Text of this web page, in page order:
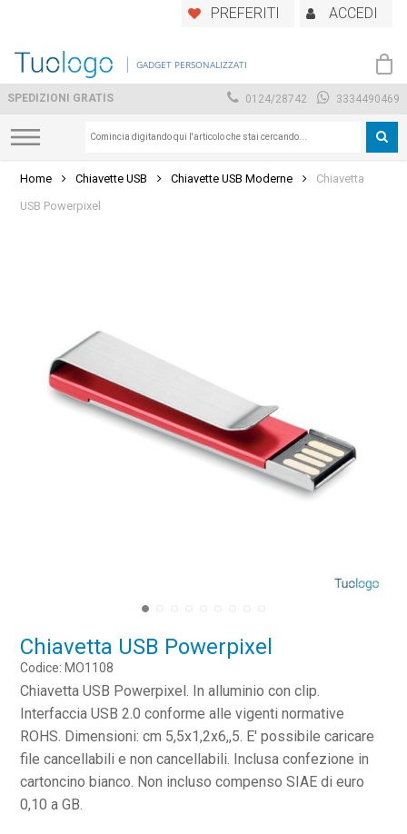
main
PREFERITI ACCEDI
GADGET PERSONALIZZATI
SPEDIZIONI GRATIS 0124/28742 3334490469
Home Chiavette USB Chiavette USB Moderne
Chiavetta
USB Powerpixel
Chiavetta USB Powerpixel
Codice: MO1108
Chiavetta USB Powerpixel. In alluminio con clip.
Interfaccia USB 2.0 conforme alle vigenti normative
ROHS. Dimensioni: cm 5,5x1,2x6,,5. E' possibile caricare
file cancellabili e non cancellabili. Inclusa confezione in
cartoncino bianco. Non incluso compenso SIAE di euro
0,10 a GB.